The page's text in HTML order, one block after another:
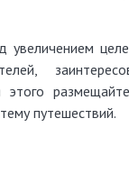
увеличением
этого
путешествий.